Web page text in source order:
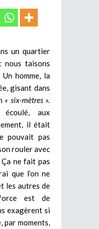
un quartier
nous taisons
homme, la
gisant dans
« six-mètres ».
écoulé, aux
il était
pouvait pas
rouler avec
ne fait pas
que l’on ne
les autres de
force est de
exagèrent si
par moments,